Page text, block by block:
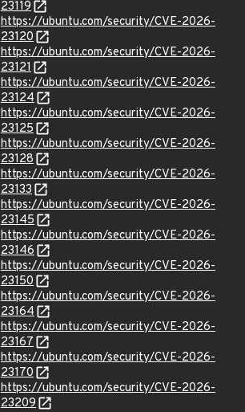
23119
https://ubuntu.com/security/CVE-2026-
23120
https://ubuntu.com/security/CVE-2026-
23121
https://ubuntu.com/security/CVE-2026-
23124
https://ubuntu.com/security/CVE-2026-
23125
https://ubuntu.com/security/CVE-2026-
23128
https://ubuntu.com/security/CVE-2026-
23133
https://ubuntu.com/security/CVE-2026-
23145
https://ubuntu.com/security/CVE-2026-
23146
https://ubuntu.com/security/CVE-2026-
23150
https://ubuntu.com/security/CVE-2026-
23164
https://ubuntu.com/security/CVE-2026-
23167
https://ubuntu.com/security/CVE-2026-
23170
https://ubuntu.com/security/CVE-2026-
23209